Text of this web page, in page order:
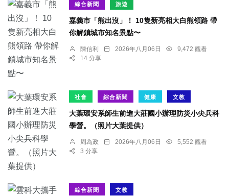
綜合新聞 旅遊
嘉義市「熊出沒」！ 10隻新亮相大白熊領路 帶
你解鎖城市知名景點〜
陳信利 2026年八月06日
9,472 觀看
14 分享
社會 綜合新聞 健康 文教
大葉環安系師生前進大莊國小辦理防災小尖兵科
學營。（照片大葉提供）
周為政 2026年八月06日
5,552 觀看
3 分享
綜合新聞 文教